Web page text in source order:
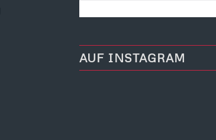
AUF INSTAGRAM